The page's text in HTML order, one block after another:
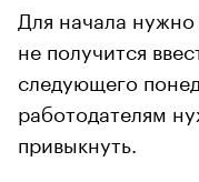
Для начала
не получится
следующего
работодателям
привыкнуть.